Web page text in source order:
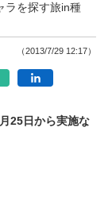
ラを探す旅in種
（2013/7/29 12:17）
25日から実施な